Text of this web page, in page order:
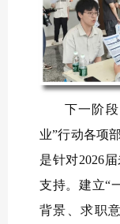
下一阶
业”行动各项
是针对2026
支持。建立“
背景、求职